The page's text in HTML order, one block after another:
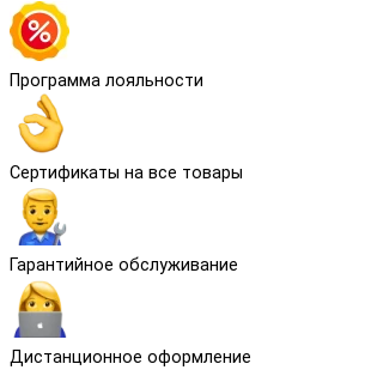
Программа лояльности
Сертификаты на все товары
Гарантийное обслуживание
Дистанционное оформление